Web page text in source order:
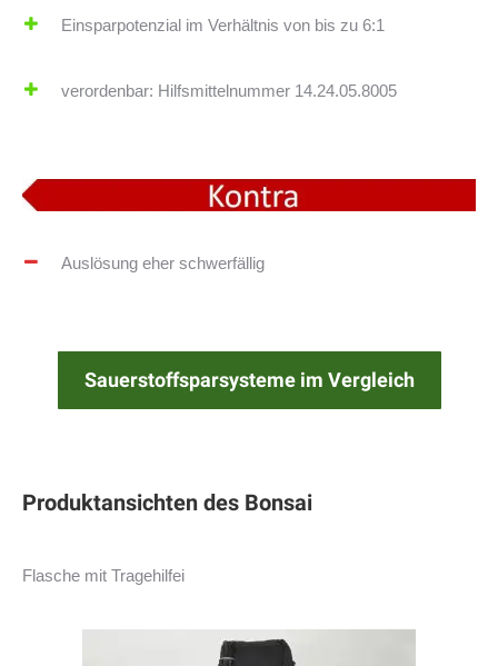
Einsparpotenzial im Verhältnis von bis zu 6:1
verordenbar: Hilfsmittelnummer 14.24.05.8005
Auslösung eher schwerfällig
Sauerstoffsparsysteme im Vergleich
Produktansichten des Bonsai
Flasche mit Tragehilfei